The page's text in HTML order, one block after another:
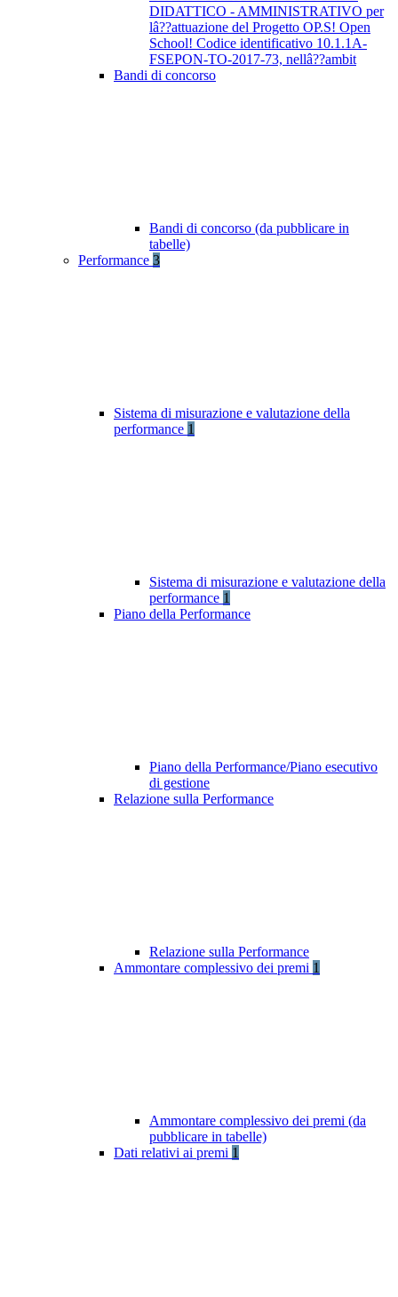
DIDATTICO - AMMINISTRATIVO per
lâ??attuazione del Progetto OP.S! Open
School! Codice identificativo 10.1.1A-
FSEPON-TO-2017-73, nellâ??ambit
Bandi di concorso
Bandi di concorso (da pubblicare in
tabelle)
Performance 3
Sistema di misurazione e valutazione della
performance 1
Sistema di misurazione e valutazione della
performance 1
Piano della Performance
Piano della Performance/Piano esecutivo
di gestione
Relazione sulla Performance
Relazione sulla Performance
Ammontare complessivo dei premi 1
Ammontare complessivo dei premi (da
pubblicare in tabelle)
Dati relativi ai premi 1